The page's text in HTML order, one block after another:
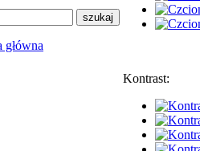
Kontrast: